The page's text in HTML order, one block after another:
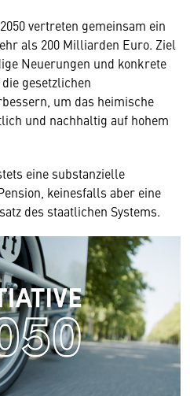
vertreten gemeinsam ein
als 200 Milliarden Euro. Ziel
Neuerungen und konkrete
gesetzlichen
um das heimische
und nachhaltig auf hohem
eine substanzielle
keinesfalls aber eine
des staatlichen Systems.